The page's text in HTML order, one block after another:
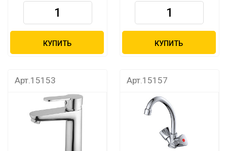
КУПИТЬ КУПИТЬ
Арт.15153 Арт.15157